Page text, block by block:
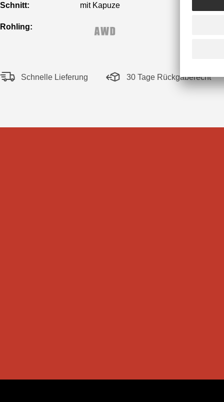
Schnitt: mit Kapuze
Rohling:
Schnelle Lieferung 30 Tage Rückgaberecht